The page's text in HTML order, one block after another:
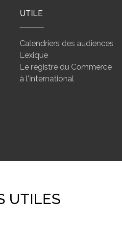
UTILE
Calendriers des audiences
Lexique
Le registre du Commerce
à l'international
UTILES